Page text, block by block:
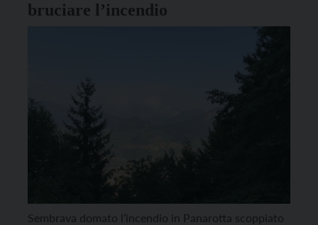
bruciare l’incendio
Sembrava domato l’incendio in Panarotta scoppiato